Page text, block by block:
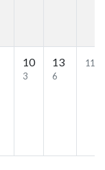
10
3
13
6
11.4